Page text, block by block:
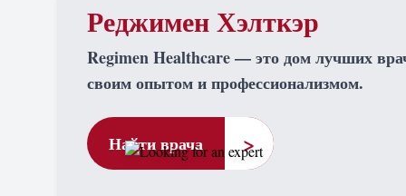
Реджимен Хэлткэр
Regimen Healthcare — это дом лучших
своим опытом и профессионализмом.
Найти врача >